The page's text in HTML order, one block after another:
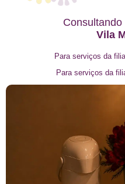
Vila
Para serviços da
Para serviços da